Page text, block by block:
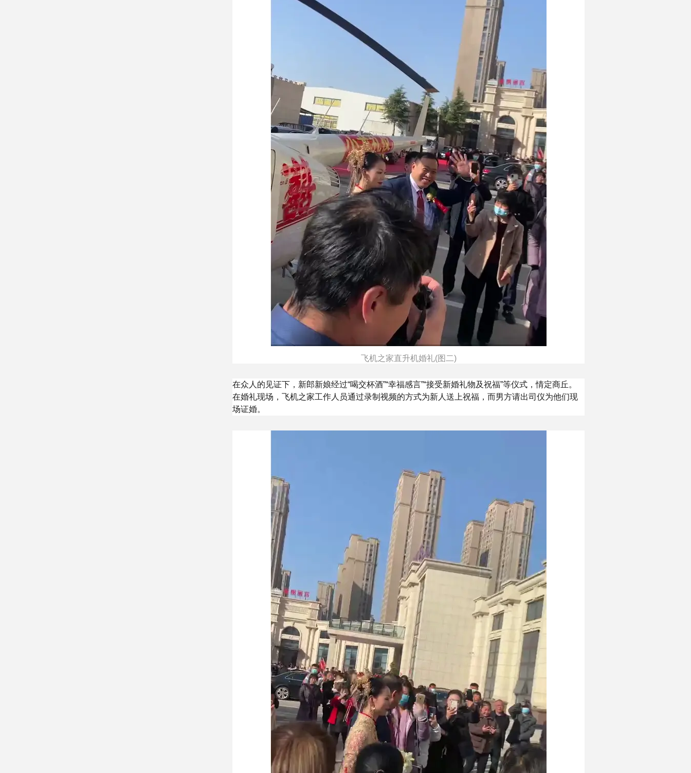
飞机之家直升机婚礼(图二)
在众人的见证下，新郎新娘经过“喝交杯酒”“幸福感言”“接受新婚礼物及祝福”等仪式，情定商丘。
在婚礼现场，飞机之家工作人员通过录制视频的方式为新人送上祝福，而男方请出司仪为他们现
场证婚。